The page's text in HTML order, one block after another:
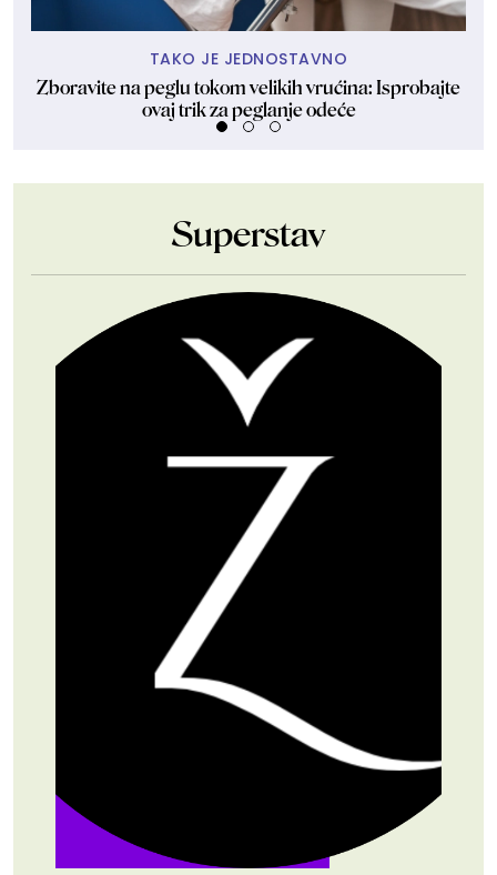
TAKO JE JEDNOSTAVNO
Zboravite na peglu tokom velikih vrućina: Isprobajte
ovaj trik za peglanje odeće
Superstav